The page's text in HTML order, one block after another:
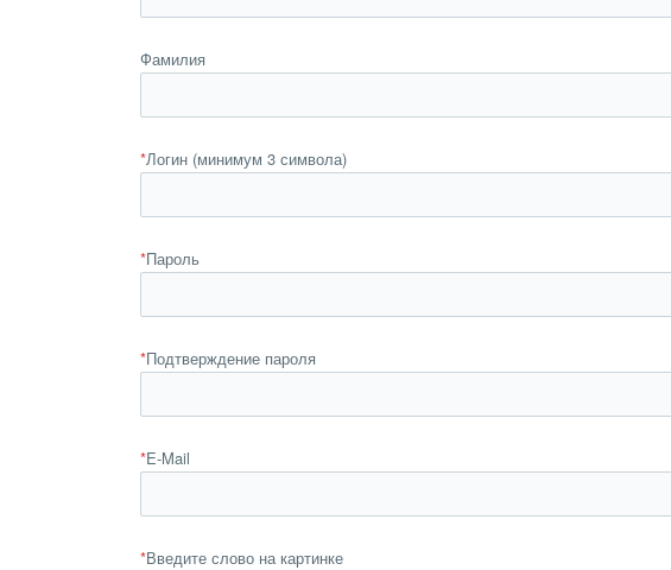
Фамилия
*Логин (минимум 3 символа)
*Пароль
*Подтверждение пароля
*E-Mail
*Введите слово на картинке